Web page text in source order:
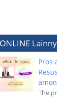
Pros
The